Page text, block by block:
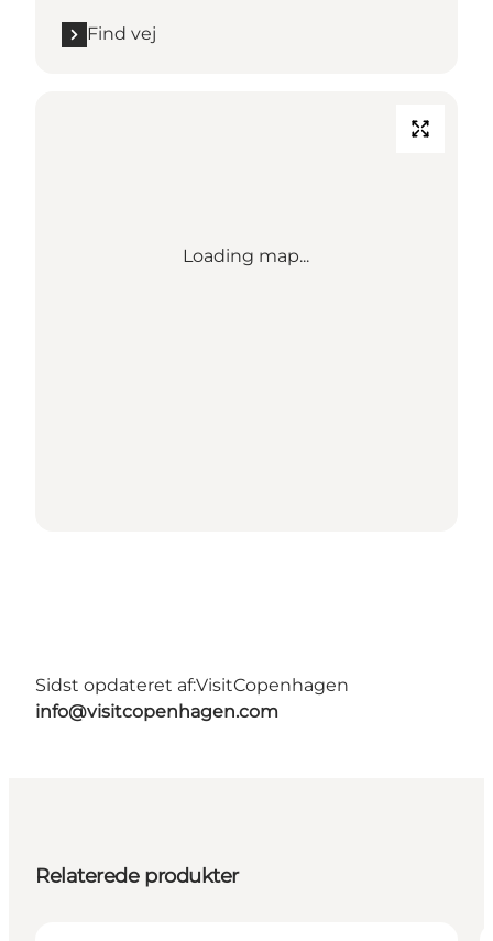
Find vej
Loading map...
Sidst opdateret af:VisitCopenhagen
info@visitcopenhagen.com
Relaterede produkter